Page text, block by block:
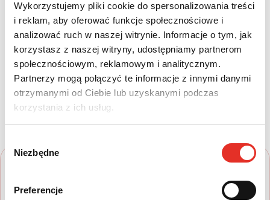
Wykorzystujemy pliki cookie do spersonalizowania treści
i reklam, aby oferować funkcje społecznościowe i
analizować ruch w naszej witrynie. Informacje o tym, jak
korzystasz z naszej witryny, udostępniamy partnerom
społecznościowym, reklamowym i analitycznym.
Partnerzy mogą połączyć te informacje z innymi danymi
otrzymanymi od Ciebie lub uzyskanymi podczas
korzystania z ich usług.
zgody
Niezbędne
Preferencje
1 472 zł
1 811 zł brutto / msc.
115 940 zł
Twój nowy samochód w kilku
prostych krokach